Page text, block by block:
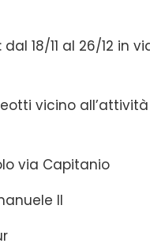
: dal 18/11 al 26/12 in
vicino all’attività
via Capitanio
II